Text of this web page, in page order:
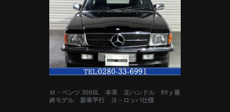
Ｍ・ベンツ 300SL 本革 左ハンドル 89ｙ最
終モデル 新車平行 ヨ－ロッパ仕様